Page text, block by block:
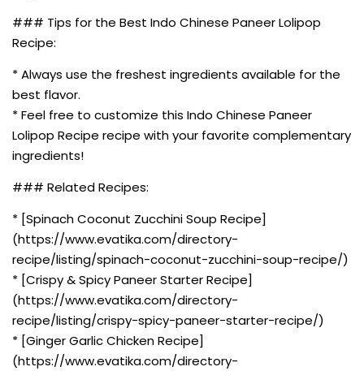
### Tips for the Best Indo Chinese Paneer Lolipop
Recipe:
* Always use the freshest ingredients available for the
best flavor.
* Feel free to customize this Indo Chinese Paneer
Lolipop Recipe recipe with your favorite complementary
ingredients!
### Related Recipes:
* [Spinach Coconut Zucchini Soup Recipe]
(https://www.evatika.com/directory-
recipe/listing/spinach-coconut-zucchini-soup-recipe/)
* [Crispy & Spicy Paneer Starter Recipe]
(https://www.evatika.com/directory-
recipe/listing/crispy-spicy-paneer-starter-recipe/)
* [Ginger Garlic Chicken Recipe]
(https://www.evatika.com/directory-